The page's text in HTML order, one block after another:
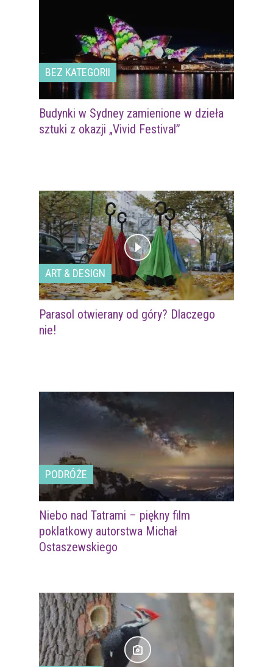
BEZ KATEGORII
Budynki w Sydney zamienione w dzieła
sztuki z okazji „Vivid Festival”
ART & DESIGN
Parasol otwierany od góry? Dlaczego
nie!
PODRÓŻE
Niebo nad Tatrami – piękny film
poklatkowy autorstwa Michał
Ostaszewskiego